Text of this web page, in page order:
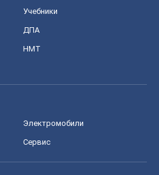
Учебники
ДПА
НМТ
Электромобили
Сервис